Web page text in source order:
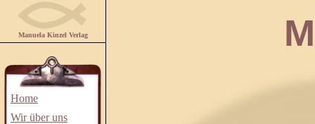
Manuela Kinzel Verlag
Home
Wir über uns